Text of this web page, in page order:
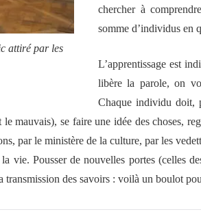
attiré par les
chercher à
somme d’individus en
L’apprentissage est
libère la parole, on
Chaque individu doit,
mauvais), se faire une idée des choses,
par le ministère de la culture, par les
Pousser de nouvelles portes (celles
des savoirs : voilà un boulot